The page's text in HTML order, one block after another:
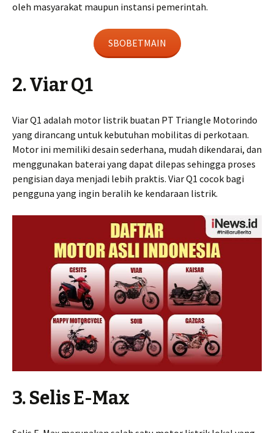
oleh masyarakat maupun instansi pemerintah.
SBOBETMAIN
2. Viar Q1
Viar Q1 adalah motor listrik buatan PT Triangle Motorindo
yang dirancang untuk kebutuhan mobilitas di perkotaan.
Motor ini memiliki desain sederhana, mudah dikendarai, dan
menggunakan baterai yang dapat dilepas sehingga proses
pengisian daya menjadi lebih praktis. Viar Q1 cocok bagi
pengguna yang ingin beralih ke kendaraan listrik.
3. Selis E-Max